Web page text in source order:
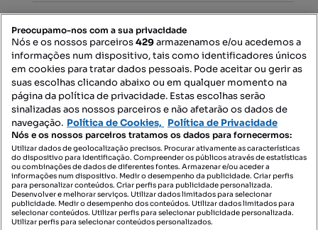
Mapa do Site
Contacte-nos
SIGA-NOS:
DESCARREGAR NA:
Preocupamo-nos com a sua privacidade
Nós e os nossos parceiros429armazenamos e/ou acedemos a
informações num dispositivo, tais como identificadores únicos
em cookies para tratar dados pessoais. Pode aceitar ou gerir as
suas escolhas clicando abaixo ou em qualquer momento na
página da política de privacidade. Estas escolhas serão
sinalizadas aos nossos parceiros e não afetarão os dados de
navegação. Política de Cookies, Política de Privacidade
Nós e os nossos parceiros tratamos os dados para fornecermos:
Utilizar dados de geolocalização precisos. Procurar ativamente as características
do dispositivo para identificação. Compreender os públicos através de estatísticas
ou combinações de dados de diferentes fontes. Armazenar e/ou aceder a
informações num dispositivo. Medir o desempenho da publicidade. Criar perfis
para personalizar conteúdos. Criar perfis para publicidade personalizada.
Desenvolver e melhorar serviços. Utilizar dados limitados para selecionar
publicidade. Medir o desempenho dos conteúdos. Utilizar dados limitados para
selecionar conteúdos. Utilizar perfis para selecionar publicidade personalizada.
Utilizar perfis para selecionar conteúdos personalizados.